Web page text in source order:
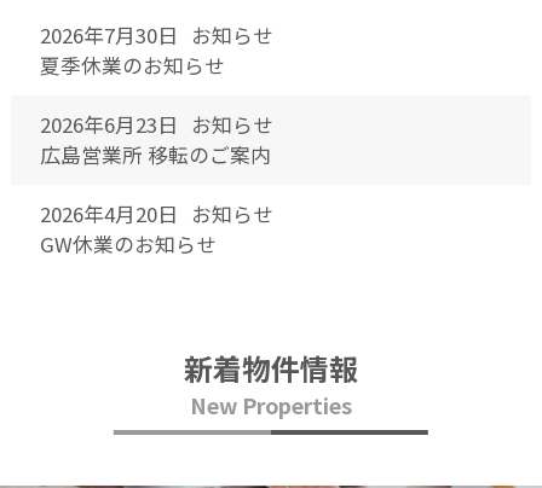
2026年7月30日
お知らせ
夏季休業のお知らせ
2026年6月23日
お知らせ
広島営業所 移転のご案内
2026年4月20日
お知らせ
GW休業のお知らせ
新着物件情報
New Properties